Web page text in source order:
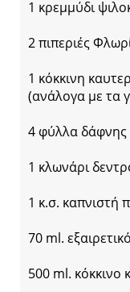
1 κρεμμύδι
2 πιπεριές
1 κόκκινη
(ανάλογα με τα
4 φύλλα δάφνης
1 κλωνάρι
1 κ.σ. καπνιστή
70 ml.
500 ml. κόκκινο